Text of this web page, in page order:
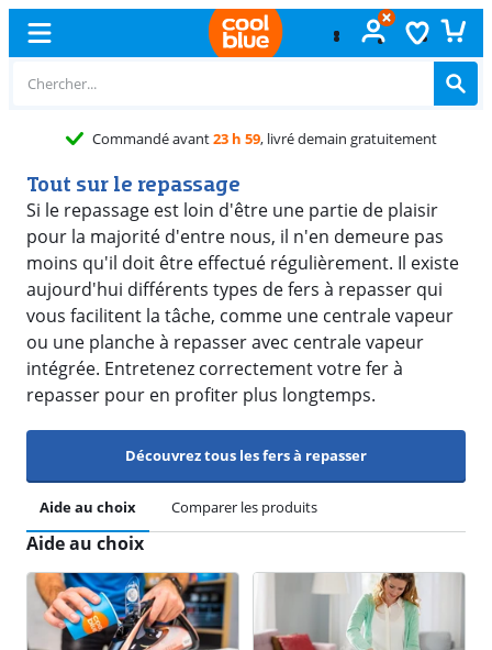
Échange
Tout sur le repassage
Si le repassage est loin d'être une partie de plaisir
pour la majorité d'entre nous, il n'en demeure pas
moins qu'il doit être effectué régulièrement. Il existe
aujourd'hui différents types de fers à repasser qui
vous facilitent la tâche, comme une centrale vapeur
ou une planche à repasser avec centrale vapeur
intégrée. Entretenez correctement votre fer à
repasser pour en profiter plus longtemps.
Découvrez tous les fers à repasser
Aide au choix Comparer les produits
Aide au choix